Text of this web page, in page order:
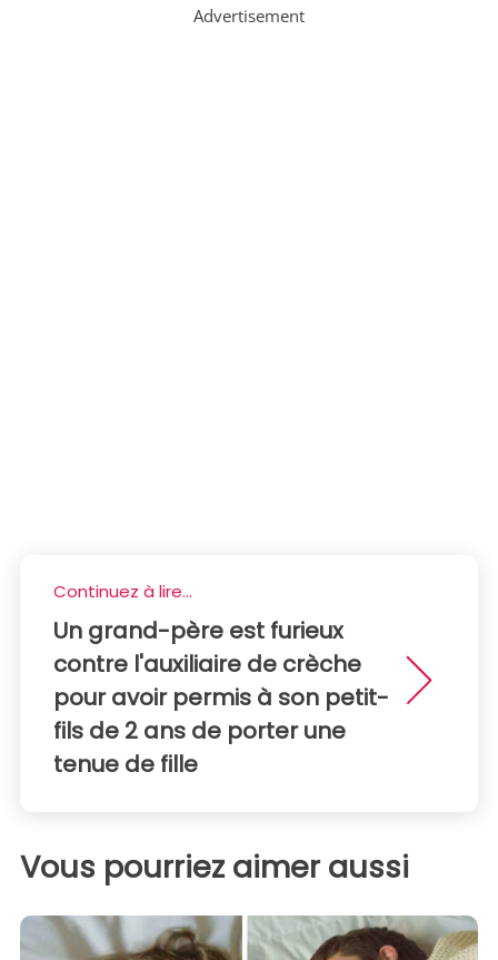
Advertisement
Continuez à lire...
Un grand-père est furieux
contre l'auxiliaire de crèche
pour avoir permis à son petit-
fils de 2 ans de porter une
tenue de fille
Vous pourriez aimer aussi